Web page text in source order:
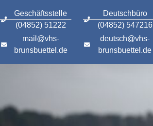
Geschäftsstelle
(04852) 51222
mail@vhs-
brunsbuettel.de
Deutschbüro
(04852) 547216
deutsch@vhs-
brunsbuettel.de